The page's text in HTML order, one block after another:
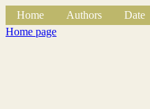
Home Authors Date
Home page